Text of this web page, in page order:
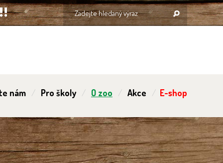
nám Pro školy O zoo Akce E-shop